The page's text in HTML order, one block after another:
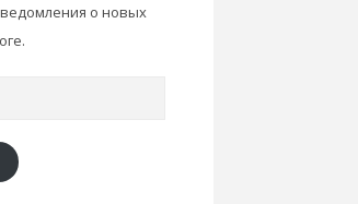
о новых